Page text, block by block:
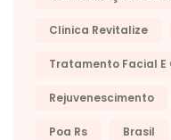
Clinica Revitalize
Tratamento Facial E
Rejuvenescimento
Poa Rs Brasil